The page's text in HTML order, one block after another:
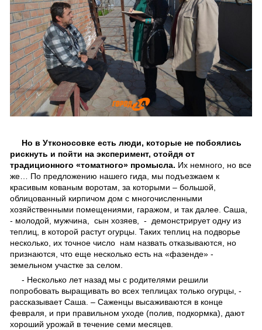
Но в Утконосовке есть люди, которые не побоялись
рискнуть и пойти на эксперимент, отойдя от
традиционного «томатного» промысла. Их немного, но все
же… По предложению нашего гида, мы подъезжаем к
красивым кованым воротам, за которыми – большой,
облицованный кирпичом дом с многочисленными
хозяйственными помещениями, гаражом, и так далее. Саша,
- молодой, мужчина, сын хозяев, - демонстрирует одну из
теплиц, в которой растут огурцы. Таких теплиц на подворье
несколько, их точное число нам назвать отказываются, но
признаются, что еще несколько есть на «фазенде» -
земельном участке за селом.
- Несколько лет назад мы с родителями решили
попробовать выращивать во всех теплицах только огурцы, -
рассказывает Саша. – Саженцы высаживаются в конце
февраля, и при правильном уходе (полив, подкормка), дают
хороший урожай в течение семи месяцев.